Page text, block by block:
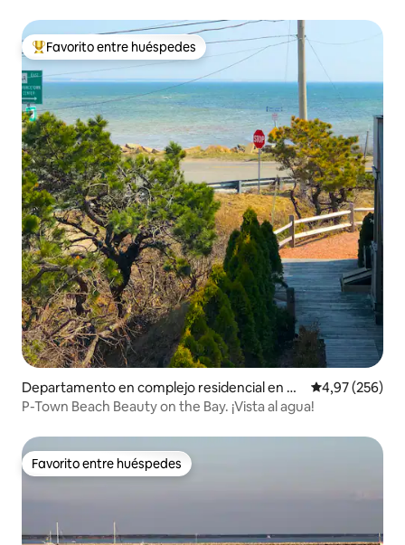
Favorito entre los huéspedes más destacados
Favorito entre huéspedes
Departamento en complejo residencial en Pr
ovincetown
Calificación
4,97 (256)
P-Town Beach Beauty on the Bay. ¡Vista al agua!
Favorito entre huéspedes
Favorito entre huéspedes